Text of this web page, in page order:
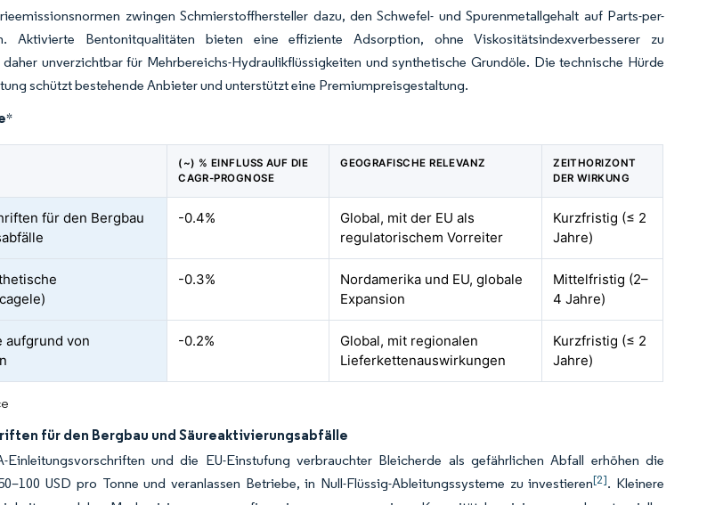
zwingen Schmierstoffhersteller dazu, den Schwefel- und Spurenmetallgehalt auf Parts-per-
Aktivierte Bentonitqualitäten bieten eine effiziente Adsorption, ohne Viskositätsindexverbesserer zu
unverzichtbar für Mehrbereichs-Hydraulikflüssigkeiten und synthetische Grundöle. Die technische Hürde
schützt bestehende Anbieter und unterstützt eine Premiumpreisgestaltung.
*
(~) % EINFLUSS AUF DIE
CAGR-PROGNOSE
GEOGRAFISCHE RELEVANZ
ZEITHORIZONT
DER WIRKUNG
für den Bergbau
-0.4%
Global, mit der EU als
regulatorischem Vorreiter
Kurzfristig (≤ 2
Jahre)
-0.3%
Nordamerika und EU, globale
Expansion
Mittelfristig (2–
4 Jahre)
aufgrund von
-0.2%
Global, mit regionalen
Lieferkettenauswirkungen
Kurzfristig (≤ 2
Jahre)
für den Bergbau und Säureaktivierungsabfälle
Einleitungsvorschriften und die EU-Einstufung verbrauchter Bleicherde als gefährlichen Abfall erhöhen die
USD pro Tonne und veranlassen Betriebe, in Null-Flüssig-Ableitungssysteme zu investieren[2]. Kleinere